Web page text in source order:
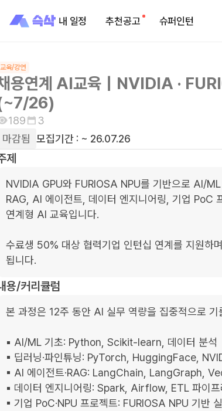
내 일정 추천공고 슈퍼인턴
교육/강연
용연계 AI교육｜NVIDIA ·
26)
189
3
마감됨 모집기간 : ~ 26.07.26
제
NVIDIA GPU와 FURIOSA NPU를 기반으로 AI/ML
RAG, AI 에이전트, 데이터 엔지니어링, 기업 PoC
연계형 AI 교육입니다.
수료생 50% 대상 협력기업 인턴십 연계를 지원하
됩니다.
용/커리큘럼
본 과정은 12주 동안 AI 실무 역량을 집중적으로
▪︎ AI/ML 기초: Python, Scikit-learn, 데이터 분석
▪︎ 딥러닝·파인튜닝: PyTorch, HuggingFace,
▪︎ AI 에이전트·RAG: LangChain, LangGraph,
▪︎ 데이터 엔지니어링: Spark, Airflow, ETL 파이프
▪︎ 기업 PoC·NPU 프로젝트: FURIOSA NPU 기반